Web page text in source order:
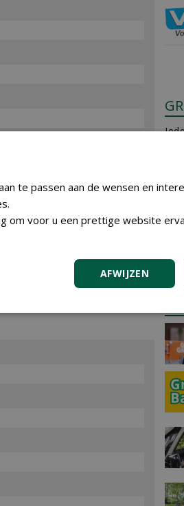
te passen aan de wensen en
om voor u een prettige website
AFWIJZEN